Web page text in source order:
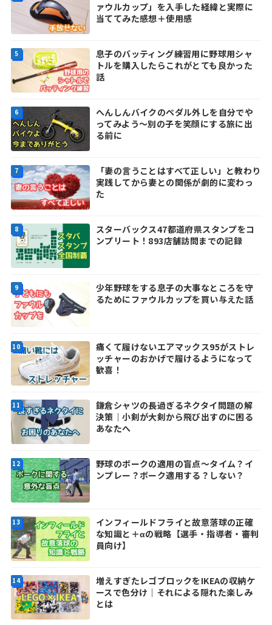
ァウルカップ」を入手した経緯と実際に
当ててみた感想＋使用感
息子のバッティング練習用に野球用シャ
トルを購入したらこれがとても良かった
話
へんしんバイクのペダル外しを自分でや
ってみよう～別の子を笑顔にする旅に出
る前に
「妻の言うことはすべて正しい」と教わり
実践してから妻との関係が劇的に変わっ
た
スターバックス47都道府県スタンプをコ
ンプリート！893店舗訪問までの記録
少年野球をする息子の大事なところを守
るためにファウルカップを買い与えた話
痛くて履けないエアマックス95がストレ
ッチャーのおかげで履けるようになって
歓喜！
鎌倉シャツの長過ぎるネクタイ問題の解
決策｜小剣が大剣から飛び出すのに困る
あなたへ
野球のボークの適用の盲点～タイム？イ
ンプレー？ボーク適用する？しない？
インフィールドフライと故意落球の正確
な知識と＋αの戦略【選手・指導者・審判
員向け】
増えすぎたレゴブロックをIKEAの収納ケ
ースで色分け｜それによる隠れた楽しみ
とは